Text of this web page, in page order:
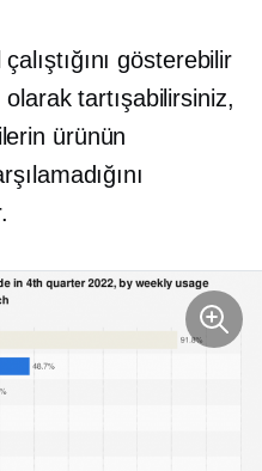
gösterebilir
olarak tartışabilirsiniz,
ürünün